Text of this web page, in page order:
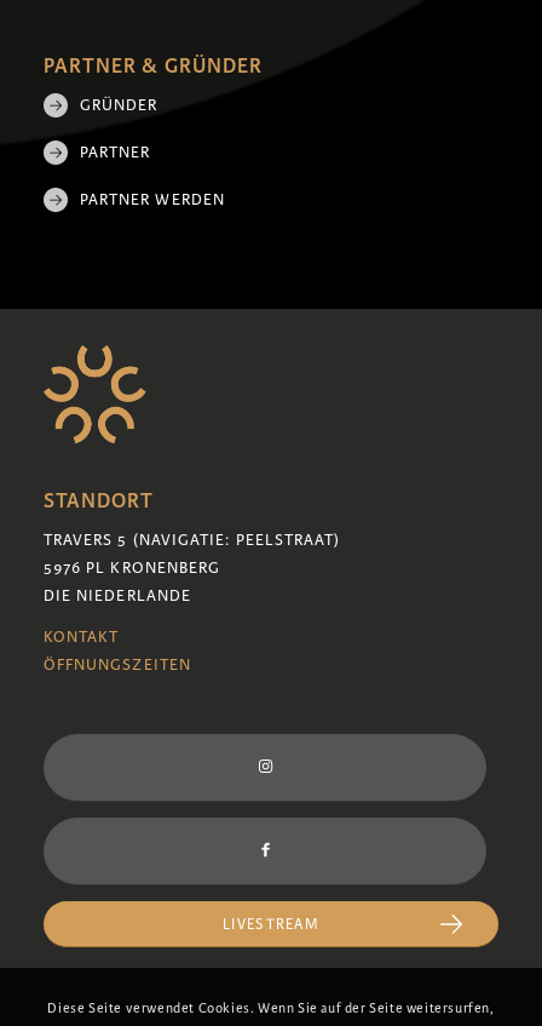
PARTNER & GRÜNDER
GRÜNDER
PARTNER
PARTNER WERDEN
STANDORT
TRAVERS 5 (NAVIGATIE: PEELSTRAAT)
5976 PL KRONENBERG
DIE NIEDERLANDE
KONTAKT
ÖFFNUNGSZEITEN
LIVESTREAM
Diese Seite verwendet Cookies. Wenn Sie auf der Seite weitersurfen,